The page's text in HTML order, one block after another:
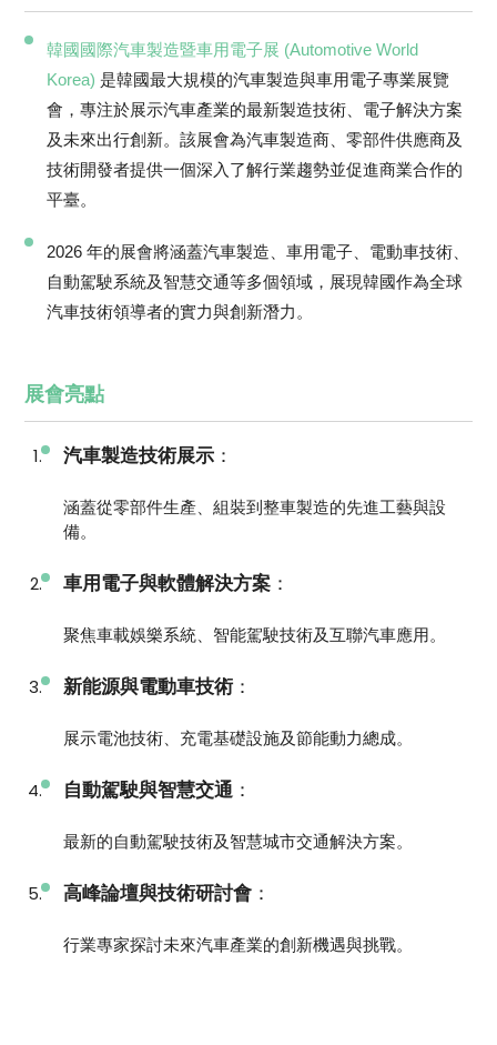
韓國國際汽車製造暨車用電子展 (Automotive World
Korea) 是韓國最大規模的汽車製造與車用電子專業展覽
會，專注於展示汽車產業的最新製造技術、電子解決方案
及未來出行創新。該展會為汽車製造商、零部件供應商及
技術開發者提供一個深入了解行業趨勢並促進商業合作的
平臺。
2026 年的展會將涵蓋汽車製造、車用電子、電動車技術、
自動駕駛系統及智慧交通等多個領域，展現韓國作為全球
汽車技術領導者的實力與創新潛力。
展會亮點
汽車製造技術展示 ：
涵蓋從零部件生產、組裝到整車製造的先進工藝與設
備。
車用電子與軟體解決方案 ：
聚焦車載娛樂系統、智能駕駛技術及互聯汽車應用。
新能源與電動車技術：
展示電池技術、充電基礎設施及節能動力總成。
自動駕駛與智慧交通 ：
最新的自動駕駛技術及智慧城市交通解決方案。
高峰論壇與技術研討會 ：
行業專家探討未來汽車產業的創新機遇與挑戰。